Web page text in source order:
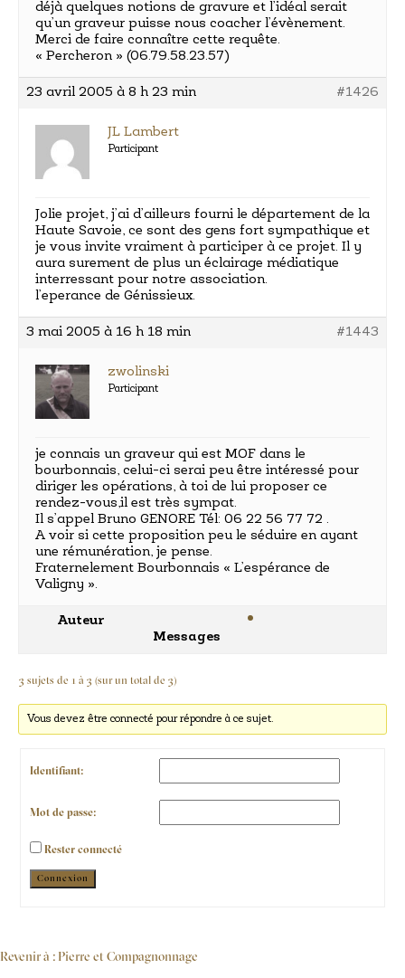
déjà quelques notions de gravure et l’idéal serait
qu’un graveur puisse nous coacher l’évènement.
Merci de faire connaître cette requête.
« Percheron » (06.79.58.23.57)
23 avril 2005 à 8 h 23 min #1426
JL Lambert
Participant
Jolie projet, j’ai d’ailleurs fourni le département de la
Haute Savoie, ce sont des gens fort sympathique et
je vous invite vraiment à participer à ce projet. Il y
aura surement de plus un éclairage médiatique
interressant pour notre association.
l’eperance de Génissieux.
3 mai 2005 à 16 h 18 min #1443
zwolinski
Participant
je connais un graveur qui est MOF dans le
bourbonnais, celui-ci serai peu être intéressé pour
diriger les opérations, à toi de lui proposer ce
rendez-vous,il est très sympat.
Il s’appel Bruno GENORE Tél: 06 22 56 77 72 .
A voir si cette proposition peu le séduire en ayant
une rémunération, je pense.
Fraternelement Bourbonnais « L’espérance de
Valigny ».
Auteur
Messages
3 sujets de 1 à 3 (sur un total de 3)
Vous devez être connecté pour répondre à ce sujet.
Identifiant:
Mot de passe:
Rester connecté
Alternative:
Connexion
Revenir à : Pierre et Compagnonnage